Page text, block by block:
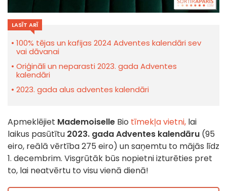
LASĪT ARĪ
100% tējas un kafijas 2024 Adventes kalendāri sev
vai dāvanai
Oriģināli un neparasti 2023. gada Adventes
kalendāri
2023. gada alus adventes kalendāri
Apmeklējiet Mademoiselle Bio tīmekļa vietni, lai
laikus pasūtītu 2023. gada Adventes kalendāru (95
eiro, reālā vērtība 275 eiro) un saņemtu to mājās līdz
1. decembrim. Visgrūtāk būs nopietni izturēties pret
to, lai neatvērtu to visu vienā dienā!